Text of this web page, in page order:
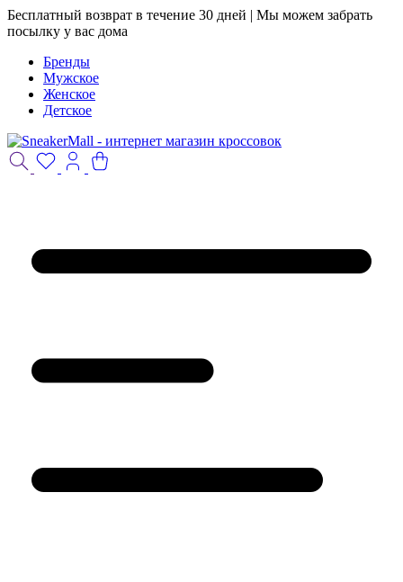
Бесплатный возврат в течение 30 дней | Мы можем забрать
посылку у вас дома
Бренды
Мужское
Женское
Детское